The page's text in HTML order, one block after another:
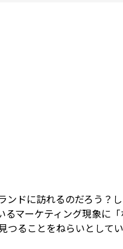
ドに訪れるのだろう？
マーケティング現象に
ることをねらいとしてい